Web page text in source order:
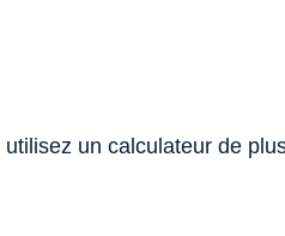
un calculateur de